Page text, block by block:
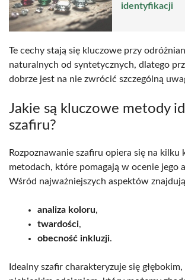
identyfikacji
Te cechy stają się kluczowe przy
naturalnych od syntetycznych, dlatego
dobrze jest na nie zwrócić szczególną
Jakie są kluczowe metody
szafiru?
Rozpoznawanie szafiru opiera się na kilku
metodach, które pomagają w ocenie jego
Wśród najważniejszych aspektów
analiza koloru,
twardości,
obecność inkluzji.
Idealny szafir charakteryzuje się